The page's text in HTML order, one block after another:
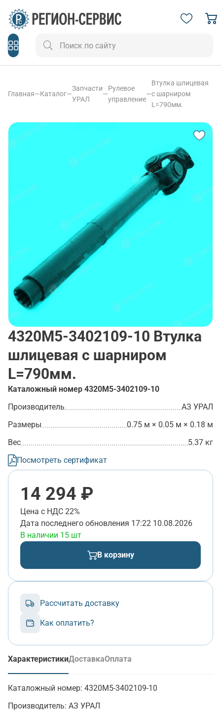
Главная—Каталог—
Запчасти
УРАЛ
—
Рулевое
управление
—
Втулка шлицевая
с шарниром
L=790мм.
4320М5-3402109-10 Втулка
шлицевая с шарниром
L=790мм.
Каталожный номер 4320М5-3402109-10
Производитель
АЗ УРАЛ
Размеры
0.75 м × 0.05 м × 0.18 м
Вес
5.37 кг
Посмотреть сертификат
14 294 ₽
Цена с НДС 22%
Дата последнего обновления 17:22 10.08.2026
В наличии 15 шт
В корзину
Рассчитать доставку
Как оплатить?
Характеристики
(активная вкладка)
ДоставкаОплата
Каталожный номер: 4320М5-3402109-10
Производитель: АЗ УРАЛ